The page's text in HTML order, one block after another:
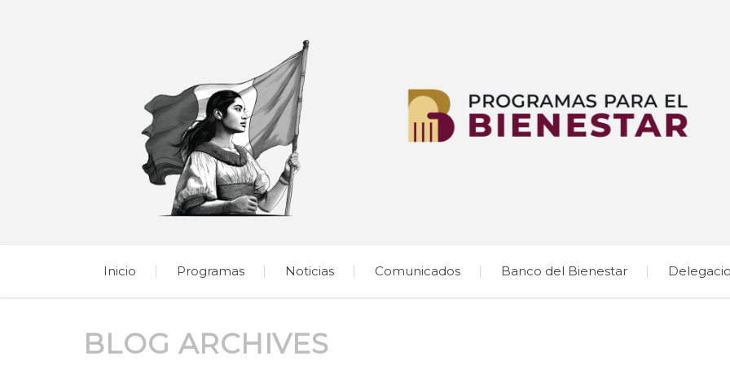
Inicio Programas Noticias Comunicados Banco del Bienestar
BLOG ARCHIVES